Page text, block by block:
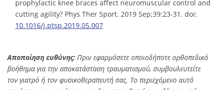
prophylactic knee braces affect neuromuscular control and
cutting agility? Phys Ther Sport. 2019 Sep;39:23-31. doi:
10.1016/j.ptsp.2019.05.007
Αποποίηση ευθύνης: Πριν εφαρμόσετε οποιοδήποτε ορθοπεδικό
βοήθημα για την αποκατάσταση τραυματισμού, συμβουλευτείτε
τον γιατρό ή τον φυσικοθεραπευτή σας. Το περιεχόμενο αυτό